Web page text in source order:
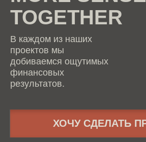
TOGETHER
В каждом из наших
проектов мы
добиваемся ощутимых
финансовых
результатов.
ХОЧУ СДЕЛАТЬ